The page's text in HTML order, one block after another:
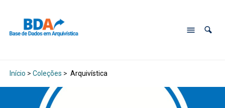
Início > Coleções > Arquivística